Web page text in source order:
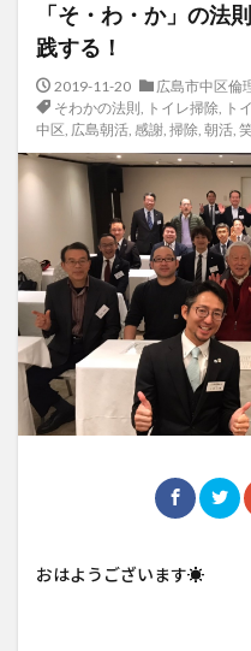
「そ・わ・か」の法
践する！
2019-11-20
広島市中区倫
そわかの法則, トイレ掃除, ト
中区, 広島朝活, 感謝, 掃除, 朝活,
おはようございます☀